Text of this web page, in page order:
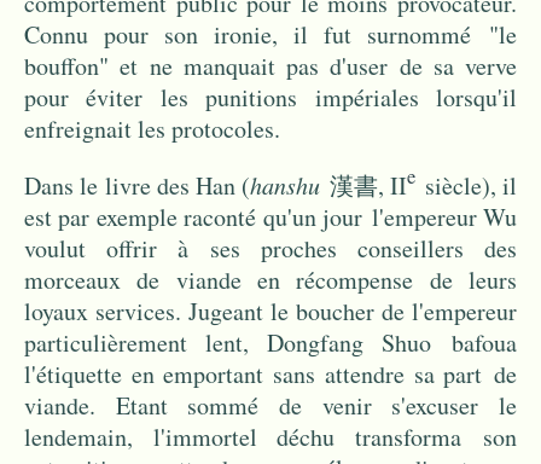
Connu pour son ironie, il fut surnommé "le
bouffon" et ne manquait pas d'user de sa verve
pour éviter les punitions impériales lorsqu'il
enfreignait les protocoles.
Dans le livre des Han (hanshu 漢書, IIe siècle), il
est par exemple raconté qu'un jour l'empereur Wu
voulut offrir à ses proches conseillers des
morceaux de viande en récompense de leurs
loyaux services. Jugeant le boucher de l'empereur
particulièrement lent, Dongfang Shuo bafoua
l'étiquette en emportant sans attendre sa part de
viande. Etant sommé de venir s'excuser le
lendemain, l'immortel déchu transforma son